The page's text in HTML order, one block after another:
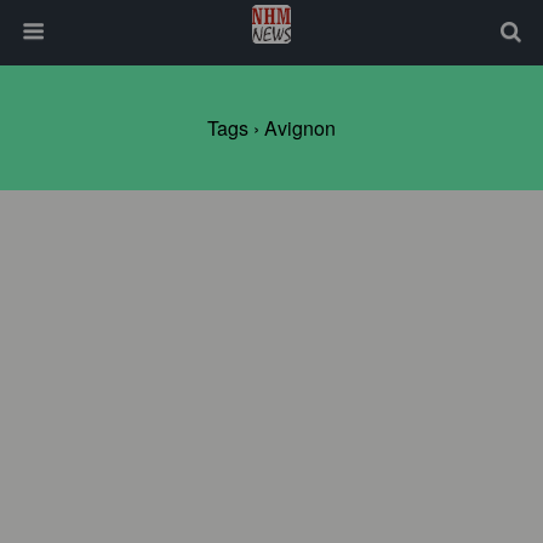
Tags › Avignon